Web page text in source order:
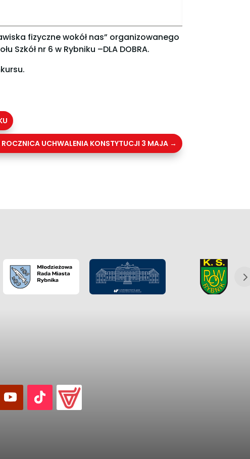
fizyczne wokół nas” organizowanego
Szkół nr 6 w Rybniku –DLA DOBRA.
UCHWALENIA KONSTYTUCJI 3 MAJA→